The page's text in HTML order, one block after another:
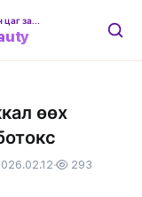
өөх
· 293